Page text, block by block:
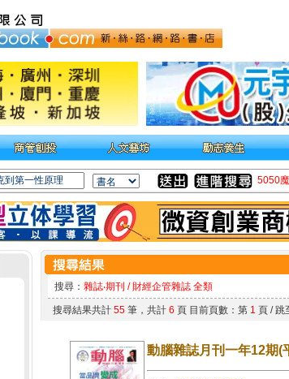
5050
搜尋： 雜誌‧期刊 / 財經企管雜誌 全類
搜尋結果共計 55筆，共計 6 頁 目前頁數：第 1 頁 / 跳
動腦雜誌月刊一年12期(